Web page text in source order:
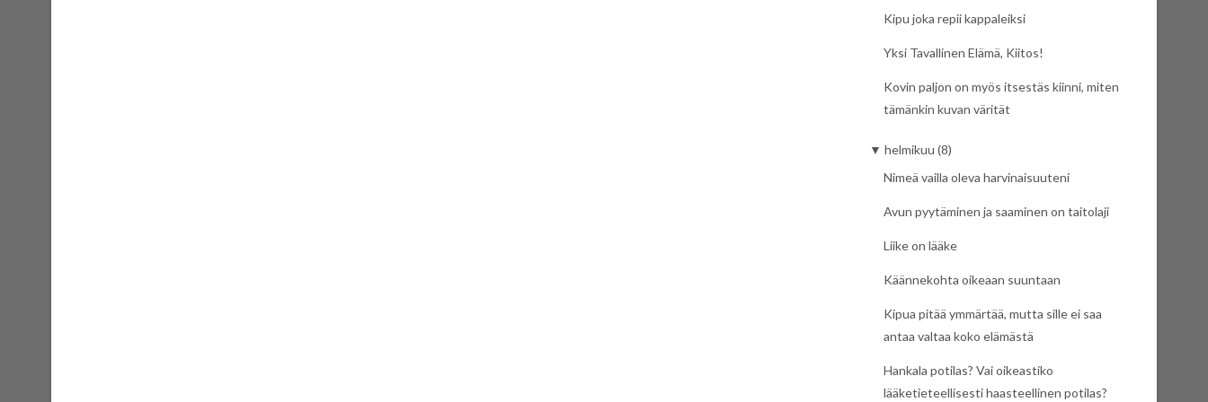
Kipu joka repii kappaleiksi
Yksi Tavallinen Elämä, Kiitos!
Kovin paljon on myös itsestäs kiinni, miten
tämänkin kuvan värität
▼ helmikuu (8)
Nimeä vailla oleva harvinaisuuteni
Avun pyytäminen ja saaminen on taitolaji
Liike on lääke
Käännekohta oikeaan suuntaan
Kipua pitää ymmärtää, mutta sille ei saa
antaa valtaa koko elämästä
Hankala potilas? Vai oikeastiko
lääketieteellisesti haasteellinen potilas?